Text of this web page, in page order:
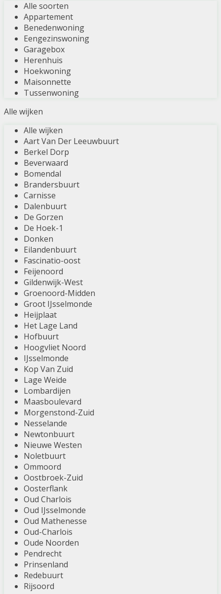
Alle soorten
Appartement
Benedenwoning
Eengezinswoning
Garagebox
Herenhuis
Hoekwoning
Maisonnette
Tussenwoning
Alle wijken
Alle wijken
Aart Van Der Leeuwbuurt
Berkel Dorp
Beverwaard
Bomendal
Brandersbuurt
Carnisse
Dalenbuurt
De Gorzen
De Hoek-1
Donken
Eilandenbuurt
Fascinatio-oost
Feijenoord
Gildenwijk-West
Groenoord-Midden
Groot IJsselmonde
Heijplaat
Het Lage Land
Hofbuurt
Hoogvliet Noord
IJsselmonde
Kop Van Zuid
Lage Weide
Lombardijen
Maasboulevard
Morgenstond-Zuid
Nesselande
Newtonbuurt
Nieuwe Westen
Noletbuurt
Ommoord
Oostbroek-Zuid
Oosterflank
Oud Charlois
Oud IJsselmonde
Oud Mathenesse
Oud-Charlois
Oude Noorden
Pendrecht
Prinsenland
Redebuurt
Rijsoord